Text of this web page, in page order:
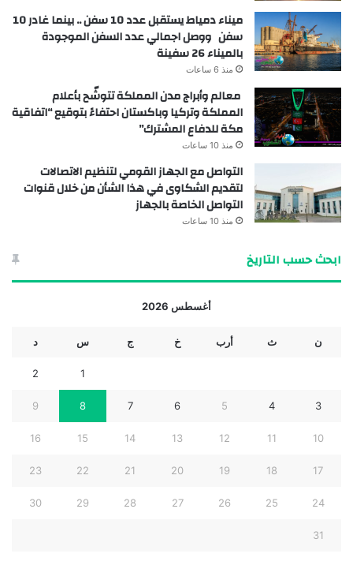
ميناء دمياط يستقبل عدد 10 سفن .. بينما غادر 10
سفن ووصل اجمالي عدد السفن الموجودة
بالميناء 26 سفينة
منذ 6 ساعات
معالم وأبراج مدن المملكة تتوشّح بأعلام
المملكة وتركيا وباكستان احتفاءً بتوقيع “اتفاقية
مكة للدفاع المشترك”
منذ 10 ساعات
التواصل مع الجهاز القومي لتنظيم الاتصالات
لتقديم الشكاوى في هذا الشأن من خلال قنوات
التواصل الخاصة بالجهاز
منذ 10 ساعات
ابحث حسب التاريخ
أغسطس 2026
ن ث أرب خ ج س د
1
2
3
4
5
6
7
8
9
10
11
12
13
14
15
16
17
18
19
20
21
22
23
24
25
26
27
28
29
30
31